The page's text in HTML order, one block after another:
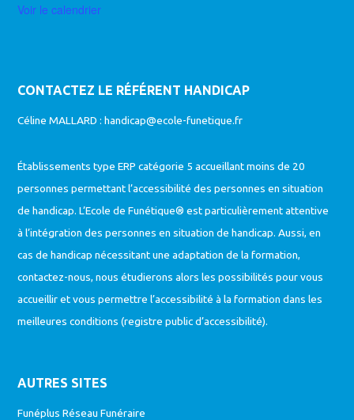
Voir le calendrier
CONTACTEZ LE RÉFÉRENT HANDICAP
Céline MALLARD :handicap@ecole-funetique.fr
Établissements type ERP catégorie 5 accueillant moins de 20
personnes permettant l’accessibilité des personnes en situation
de handicap. L’Ecole de Funétique® est particulièrement attentive
à l’intégration des personnes en situation de handicap. Aussi, en
cas de handicap nécessitant une adaptation de la formation,
contactez-nous, nous étudierons alors les possibilités pour vous
accueillir et vous permettre l’accessibilité à la formation dans les
meilleures conditions (registre public d’accessibilité).
AUTRES SITES
Funéplus Réseau Funéraire